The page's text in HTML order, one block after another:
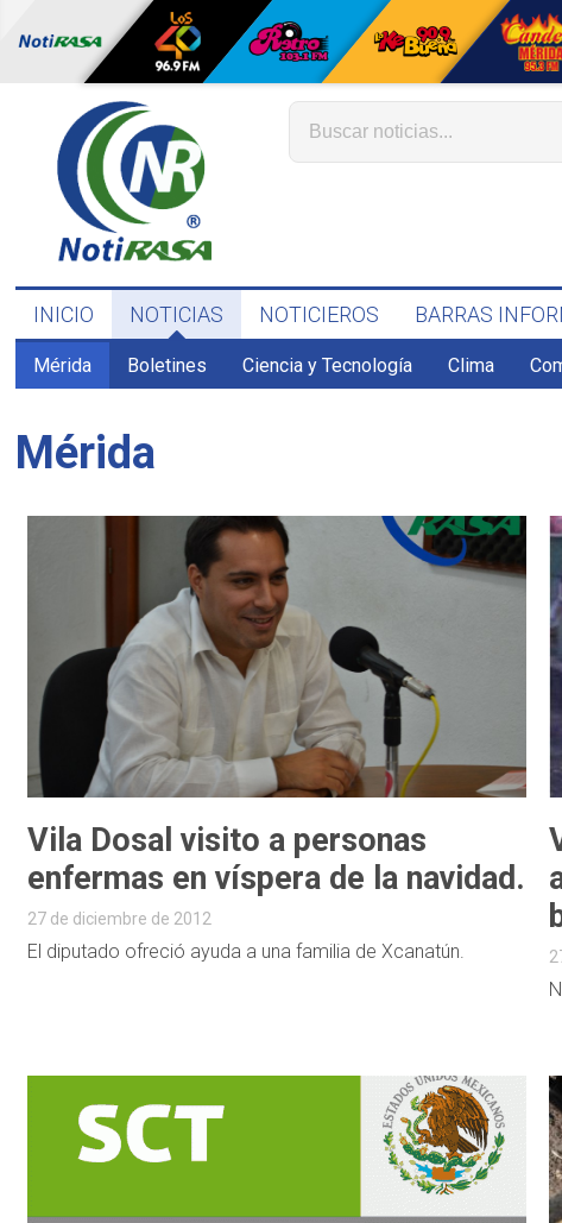
INICIO NOTICIAS NOTICIEROS BARRAS
Mérida Boletines Ciencia y Tecnología Clima
Mérida
Vila Dosal visito a personas
enfermas en víspera de la navidad.
27 de diciembre de 2012
El diputado ofreció ayuda a una familia de Xcanatún.